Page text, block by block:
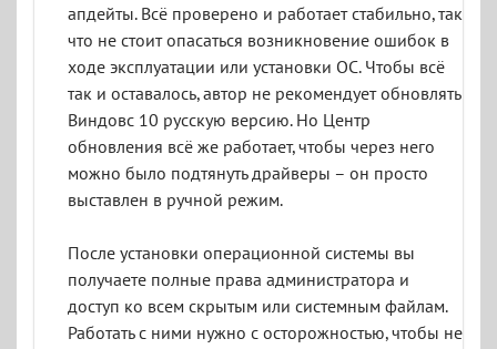
апдейты. Всё проверено и работает стабильно, так
что не стоит опасаться возникновение ошибок в
ходе эксплуатации или установки ОС. Чтобы всё
так и оставалось, автор не рекомендует обновлять
Виндовс 10 русскую версию. Но Центр
обновления всё же работает, чтобы через него
можно было подтянуть драйверы – он просто
выставлен в ручной режим.
После установки операционной системы вы
получаете полные права администратора и
доступ ко всем скрытым или системным файлам.
Работать с ними нужно с осторожностью, чтобы не